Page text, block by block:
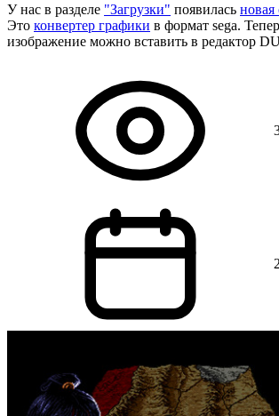
У нас в разделе "Загрузки" появилась новая
Это конвертер графики в формат sega.
изображение можно вставить в редактор